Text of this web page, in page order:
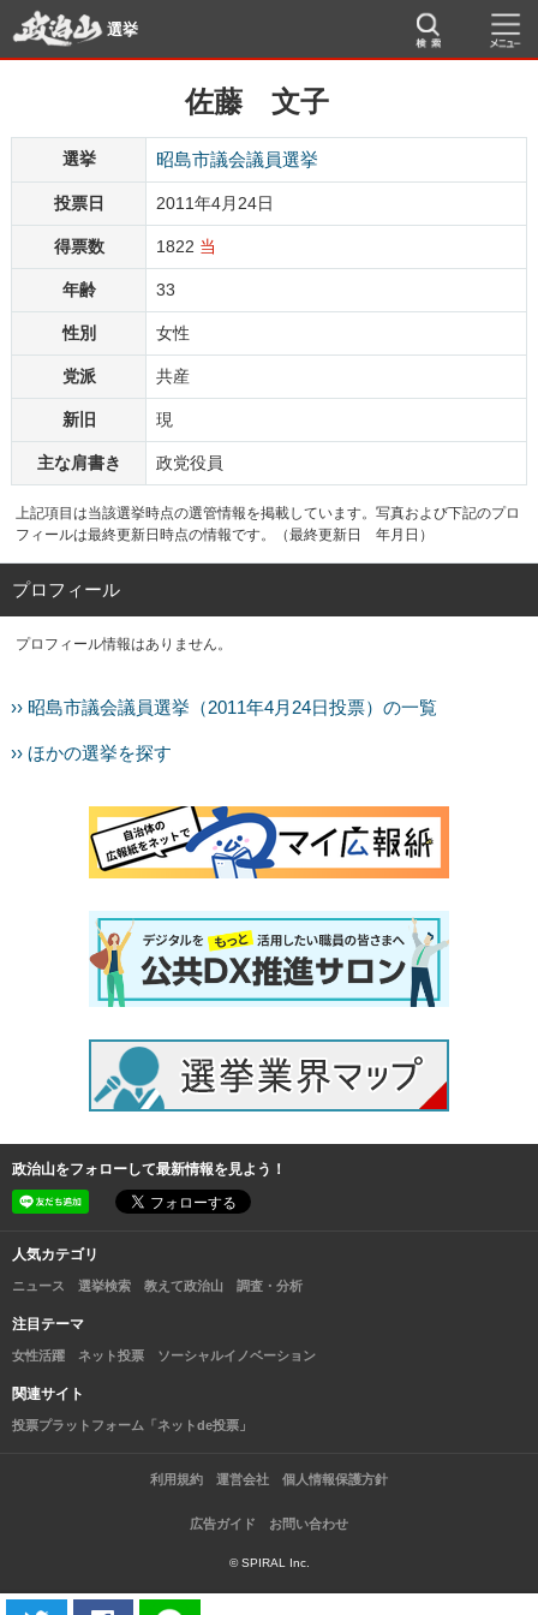
選挙
佐藤 文子
選挙 昭島市議会議員選挙
投票日 2011年4月24日
得票数 1822 当
年齢 33
性別 女性
党派 共産
新旧 現
主な肩書き 政党役員
上記項目は当該選挙時点の選管情報を掲載しています。写真および下記のプロ
フィールは最終更新日時点の情報です。（最終更新日 年月日）
プロフィール
プロフィール情報はありません。
›› 昭島市議会議員選挙（2011年4月24日投票）の一覧
›› ほかの選挙を探す
政治山をフォローして最新情報を見よう！
人気カテゴリ
ニュース 選挙検索 教えて政治山 調査・分析
注目テーマ
女性活躍 ネット投票 ソーシャルイノベーション
関連サイト
投票プラットフォーム「ネットde投票」
利用規約 運営会社 個人情報保護方針
広告ガイド お問い合わせ
© SPIRAL Inc.